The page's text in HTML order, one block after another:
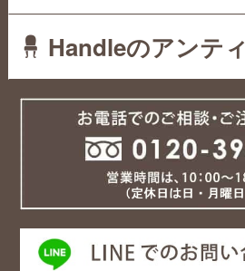
Handleのアンテ